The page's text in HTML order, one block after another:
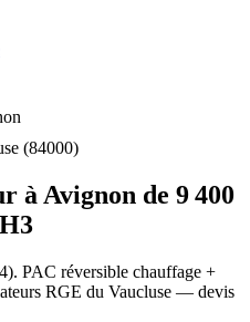
(84000)
à Avignon de 9 400
H3
PAC réversible chauffage +
RGE du Vaucluse — devis